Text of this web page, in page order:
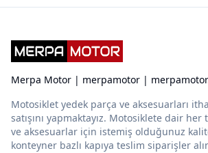
Merpa Motor | merpamotor |
Motosiklet yedek parça ve aksesuarları
satışını yapmaktayız. Motosiklete dair
ve aksesuarlar için istemiş olduğunuz
konteyner bazlı kapıya teslim siparişler